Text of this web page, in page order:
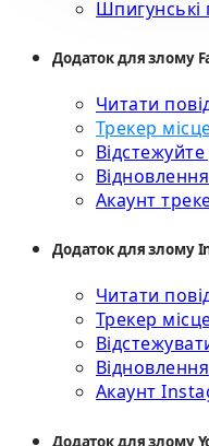
Додаток для злому
Читати
Трекер
Акаунт
Додаток для злому
Читати
Трекер
Акаунт
Додаток для злому